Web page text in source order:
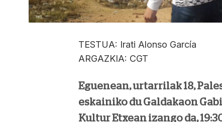
TESTUA: Irati Alonso García
ARGAZKIA: CGT
Eguenean, urtarrilak 18,
eskainiko du Galdakaon
Kultur Etxean izango da,